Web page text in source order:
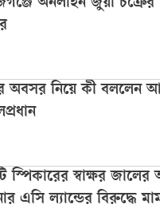
অনলাইন জুয়া
অবসর নিয়ে কী বললেন
স্পিকারের স্বাক্ষর
এসি ল্যান্ডের বিরুদ্ধে